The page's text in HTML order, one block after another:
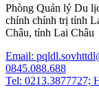
Phòng Quản lý Du
chính chính trị tỉnh
Châu, tỉnh Lai Châu
Email:
0845.088.688
Tel: 0213.3877727;